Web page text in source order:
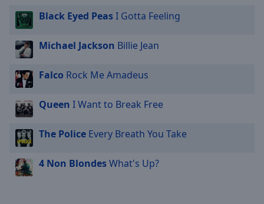
Black Eyed PeasI Gotta Feeling
Michael Jackson Billie Jean
Falco Rock Me Amadeus
Queen I Want to Break Free
The Police Every Breath You Take
4 Non BlondesWhat's Up?